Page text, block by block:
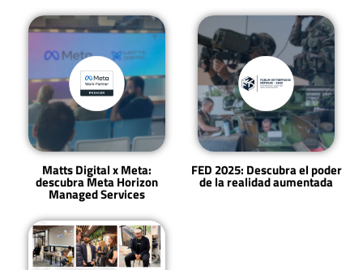
Matts Digital x Meta:
descubra Meta Horizon
Managed Services
FED 2025: Descubra el poder
de la realidad aumentada